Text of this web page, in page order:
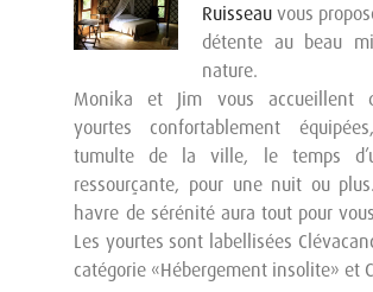
Ruisseauvous
détente au beau
nature.
Monika et Jim vous accueillent
yourtes confortablement
tumulte de la ville, le temps
ressourçante, pour une nuit ou
havre de sérénité aura tout pour
Les yourtes sont labellisées
catégorie «Hébergement insolite» et